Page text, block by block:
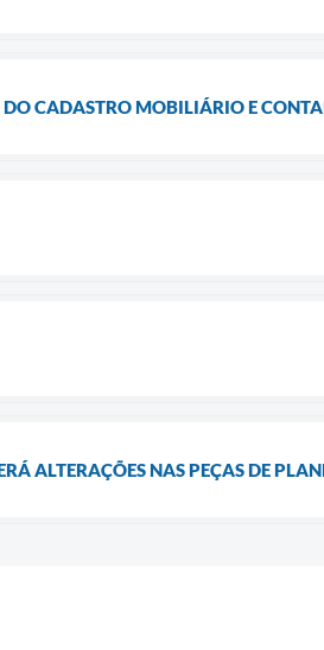
CADASTRO MOBILIÁRIO E
ALTERAÇÕES NAS PEÇAS DE